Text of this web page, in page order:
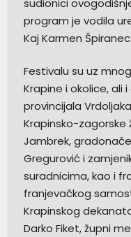
program je vodila
Kaj Karmen Špiranec.
Festivalu su uz
Krapine i okolice, ali
provincijala
Krapinsko-zagorske
Jambrek,
Gregurović i
suradnicima, kao i
franjevačkog
Krapinskog
Darko Fiket, župni